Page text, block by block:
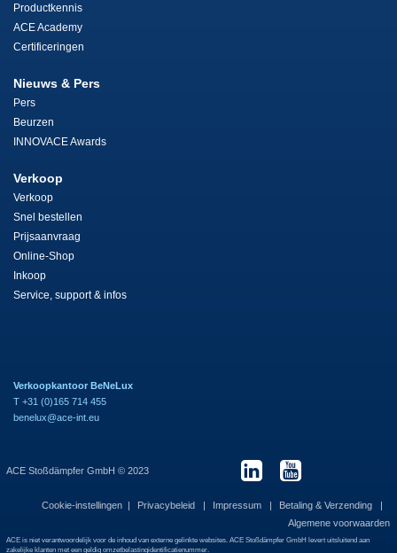
Productkennis
ACE Academy
Certificeringen
Nieuws & Pers
Pers
Beurzen
INNOVACE Awards
Verkoop
Verkoop
Snel bestellen
Prijsaanvraag
Online-Shop
Inkoop
Service, support & infos
Verkoopkantoor BeNeLux
T +31 (0)165 714 455
benelux@ace-int.eu
ACE Stoßdämpfer GmbH © 2023
Cookie-instellingen Privacybeleid Impressum
Betaling & Verzending
Algemene voorwaarden
ACE is niet verantwoordelijk voor de inhoud van externe gelinkte websites. ACE Stoßdämpfer GmbH levert uitsluitend aan
zakelijke klanten met een geldig omzetbelastingidentificatienummer.